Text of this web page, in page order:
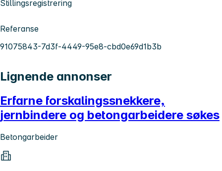
Stillingsregistrering
Referanse
91075843-7d3f-4449-95e8-cbd0e69d1b3b
Lignende annonser
Erfarne forskalingssnekkere,
jernbindere og betongarbeidere søkes
Betongarbeider